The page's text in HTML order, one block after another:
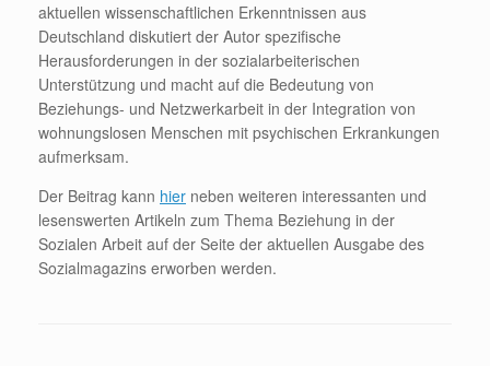
aktuellen wissenschaftlichen Erkenntnissen aus
Deutschland diskutiert der Autor spezifische
Herausforderungen in der sozialarbeiterischen
Unterstützung und macht auf die Bedeutung von
Beziehungs- und Netzwerkarbeit in der Integration von
wohnungslosen Menschen mit psychischen Erkrankungen
aufmerksam.
Der Beitrag kann hier neben weiteren interessanten und
lesenswerten Artikeln zum Thema Beziehung in der
Sozialen Arbeit auf der Seite der aktuellen Ausgabe des
Sozialmagazins erworben werden.